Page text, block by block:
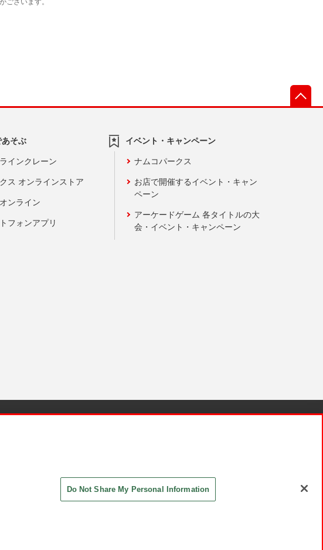
あそぶ
インクレーン
ス オンラインストア
ンライン
フォンアプリ
イベント・キャンペーン
ナムコパークス
お店で開催するイベント・キャン
ペーン
アーケードゲーム 各タイトルの大
会・イベント・キャンペーン
Do Not Share My Personal Information